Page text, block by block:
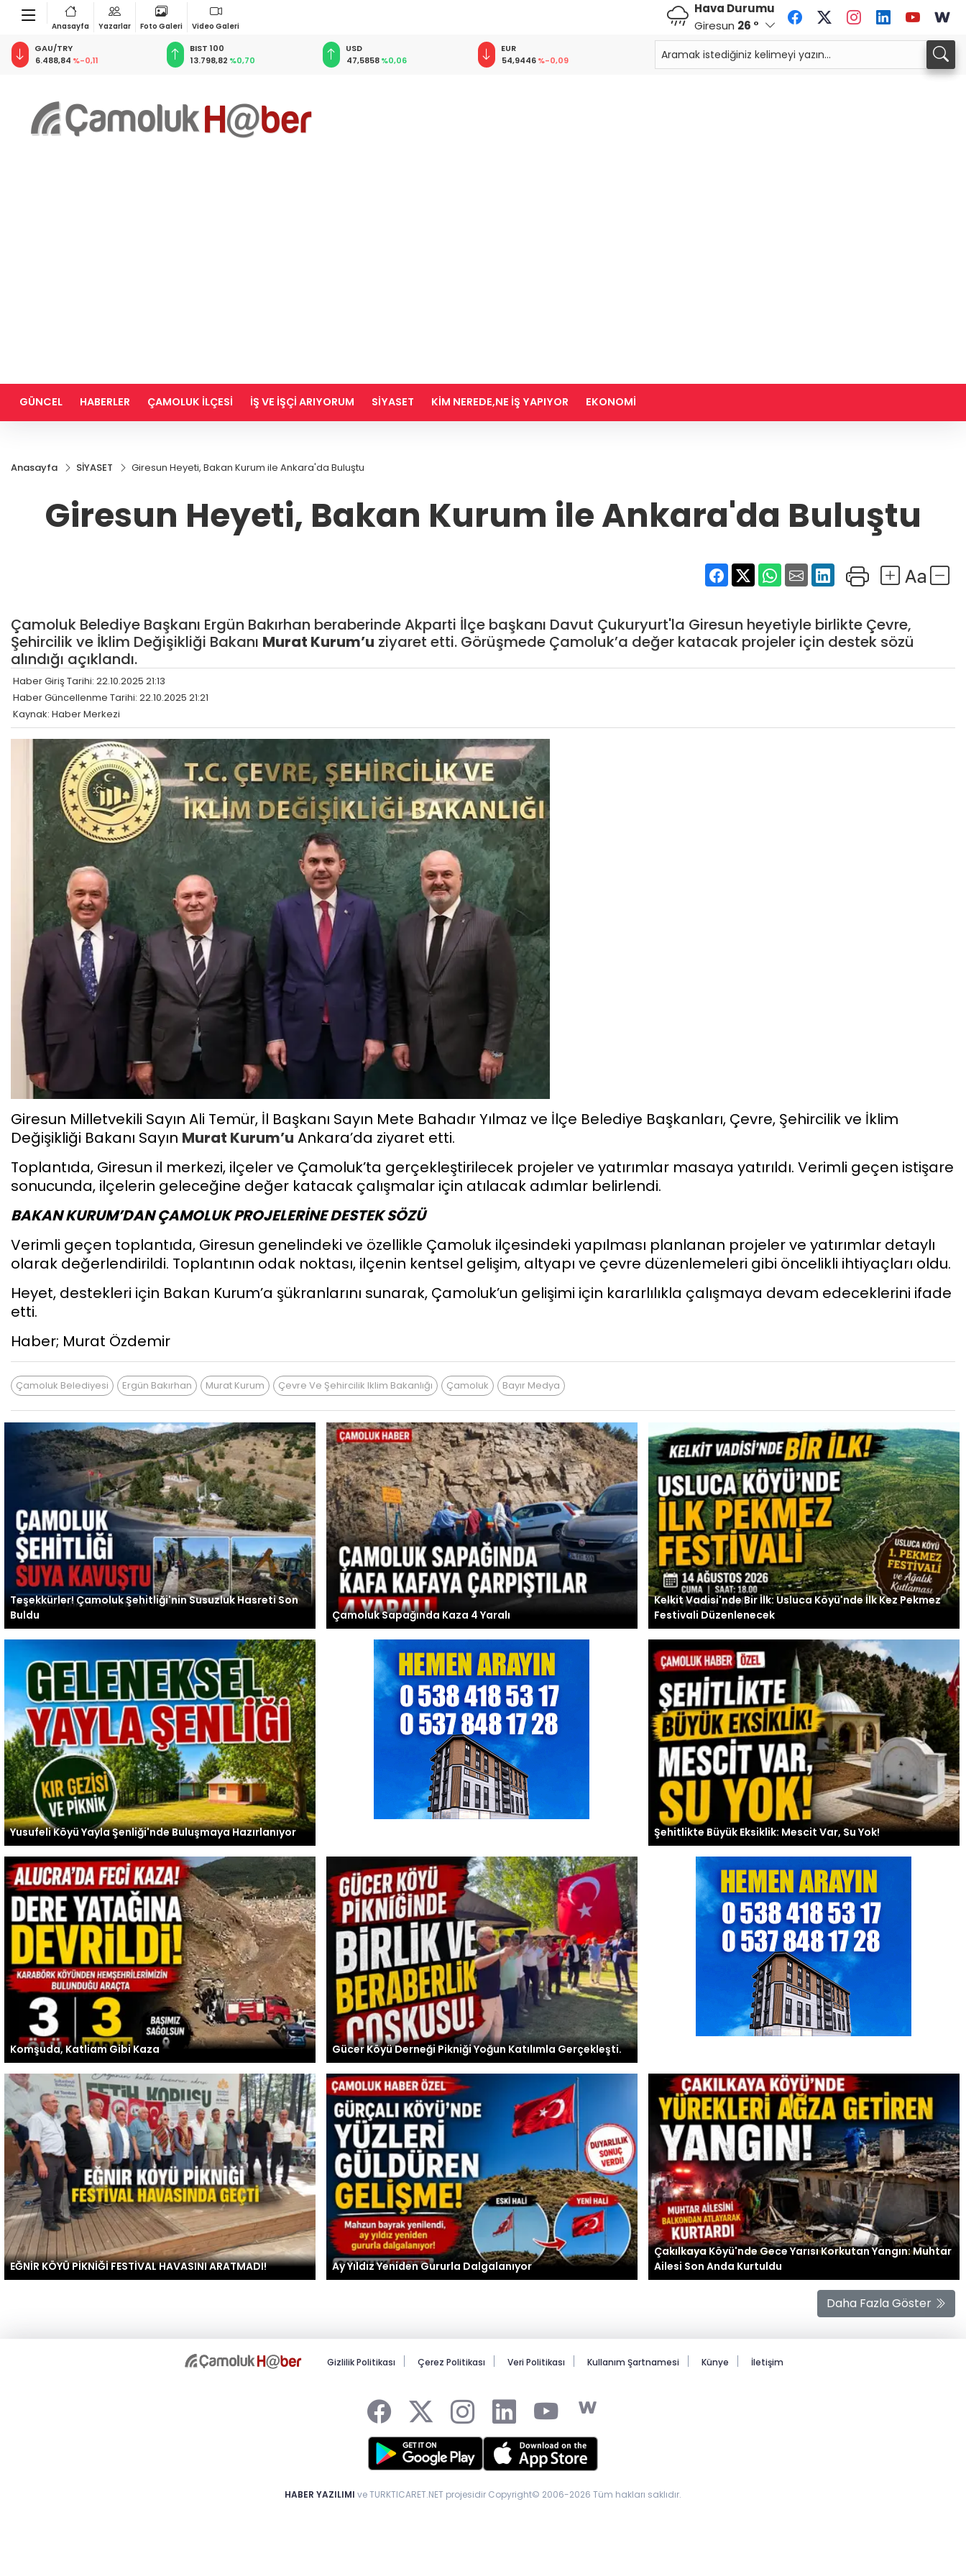
Anasayfa Yazarlar Foto Galeri Video Galeri
Hava Durumu
Giresun 26 °
BIST 100
13.798,82 %0,70
USD
47,5858%0,06
EUR
54,9446%-0,09
GBP
64,1254%0,10
58,5554%-0,62
33,9478
GÜNCEL HABERLER ÇAMOLUK İLÇESİ İŞ VE İŞÇİ ARIYORUM SİYASET KİM NEREDE,NE İŞ YAPIYOR EKONOMİ
Anasayfa SİYASET Giresun Heyeti, Bakan Kurum ile Ankara'da Buluştu
Giresun Heyeti, Bakan Kurum ile Ankara'da Buluştu
Çamoluk Belediye Başkanı Ergün Bakırhan beraberinde Akparti İlçe başkanı Davut Çukuryurt'la Giresun heyetiyle birlikte Çevre,
Şehircilik ve İklim Değişikliği Bakanı Murat Kurum’u ziyaret etti. Görüşmede Çamoluk’a değer katacak projeler için destek sözü
alındığı açıklandı.
Haber Giriş Tarihi: 22.10.2025 21:13
Haber Güncellenme Tarihi: 22.10.2025 21:21
Kaynak: Haber Merkezi
Giresun Milletvekili Sayın Ali Temür, İl Başkanı Sayın Mete Bahadır Yılmaz ve İlçe Belediye Başkanları, Çevre, Şehircilik ve İklim
Değişikliği Bakanı Sayın Murat Kurum’u Ankara’da ziyaret etti.
Toplantıda, Giresun il merkezi, ilçeler ve Çamoluk’ta gerçekleştirilecek projeler ve yatırımlar masaya yatırıldı. Verimli geçen istişare
sonucunda, ilçelerin geleceğine değer katacak çalışmalar için atılacak adımlar belirlendi.
BAKAN KURUM’DAN ÇAMOLUK PROJELERİNE DESTEK SÖZÜ
Verimli geçen toplantıda, Giresun genelindeki ve özellikle Çamoluk ilçesindeki yapılması planlanan projeler ve yatırımlar detaylı
olarak değerlendirildi. Toplantının odak noktası, ilçenin kentsel gelişim, altyapı ve çevre düzenlemeleri gibi öncelikli ihtiyaçları oldu.
Heyet, destekleri için Bakan Kurum’a şükranlarını sunarak, Çamoluk’un gelişimi için kararlılıkla çalışmaya devam edeceklerini ifade
etti.
Haber; Murat Özdemir
Çamoluk Belediyesi Ergün Bakırhan Murat Kurum Çevre Ve Şehircilik Iklim Bakanlığı Çamoluk Bayır Medya
Teşekkürler! Çamoluk Şehitliği'nin Susuzluk Hasreti Son
Buldu
Çamoluk Sapağında Kaza 4 Yaralı
Kelkit Vadisi'nde Bir İlk: Usluca Köyü'nde İlk Kez Pekmez
Festivali Düzenlenecek
Yusufeli Köyü Yayla Şenliği'nde Buluşmaya Hazırlanıyor Şehitlikte Büyük Eksiklik: Mescit Var, Su Yok!
Komşuda, Katliam Gibi Kaza Gücer Köyü Derneği Pikniği Yoğun Katılımla Gerçekleşti.
EĞNİR KÖYÜ PİKNİĞİ FESTİVAL HAVASINI ARATMADI! Ay Yıldız Yeniden Gururla Dalgalanıyor
Çakılkaya Köyü'nde Gece Yarısı Korkutan Yangın: Muhtar
Ailesi Son Anda Kurtuldu
Daha Fazla Göster
Gizlilik Politikası Çerez Politikası Veri Politikası Kullanım Şartnamesi Künye İletişim
HABER YAZILIMI ve TURKTICARET.NET projesidir Copyright© 2006-2026 Tüm hakları saklıdır.